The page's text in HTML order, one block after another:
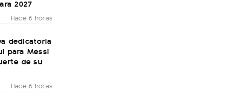
2027
Hace 6 horas
dedicatoria
para Messi
de su
Hace 6 horas